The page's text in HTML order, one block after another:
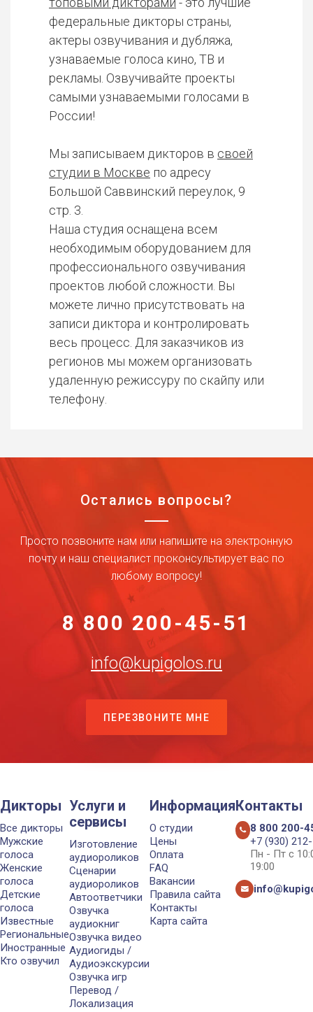
федеральные дикторы страны,
актеры озвучивания и дубляжа,
узнаваемые голоса кино, ТВ и
рекламы. Озвучивайте проекты
самыми узнаваемыми голосами в
России!
Мы записываем дикторов в своей
студии в Москве по адресу
Большой Саввинский переулок, 9
стр. 3.
Наша студия оснащена всем
необходимым оборудованием для
профессионального озвучивания
проектов любой сложности. Вы
можете лично присутствовать на
записи диктора и контролировать
весь процесс. Для заказчиков из
регионов мы можем организовать
удаленную режиссуру по скайпу или
телефону.
Остались вопросы?
Просто позвоните нам или напишите на электронную
почту и наш специалист проконсультирует вас по
любому вопросу!
8 800 200-45-51
info@kupigolos.ru
ПЕРЕЗВОНИТЕ МНЕ
Дикторы
Все дикторы
Мужские
голоса
Женские
голоса
Детские
голоса
Известные
Региональные
Иностранные
Кто озвучил
Услуги и
сервисы
Изготовление
аудиороликов
Сценарии
аудиороликов
Автоответчики
Озвучка
аудиокниг
Озвучка видео
Аудиогиды /
Аудиоэкскурсии
Озвучка игр
Перевод /
Локализация
Информация
О студии
Цены
Оплата
FAQ
Вакансии
Правила сайта
Контакты
Карта сайта
Контакты
8 800 200-
+7 (930)
Пн - Пт с
19:00